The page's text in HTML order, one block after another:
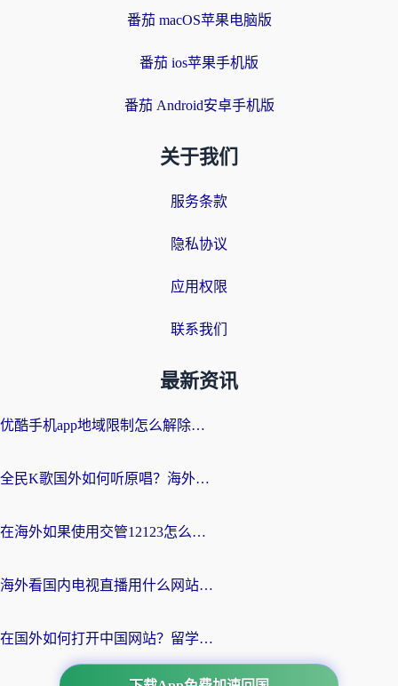
番茄 macOS苹果电脑版
番茄 ios苹果手机版
番茄 Android安卓手机版
关于我们
服务条款
隐私协议
应用权限
联系我们
最新资讯
优酷手机app地域限制怎么解除？海外党亲测有效的追剧方案
全民K歌国外如何听原唱？海外党亲测有效的回国加速器选择指南
在海外如果使用交管12123怎么处理？留学生亲测有效的回国加速方案
海外看国内电视直播用什么网站比较好？一篇解决你所有追剧难题的实用指南
在国外如何打开中国网站？留学生与海外华人的无缝访问指南